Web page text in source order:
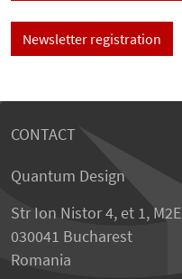
Newsletter registration
CONTACT
Quantum Design
Str Ion Nistor 4, et 1, M2E
030041 Bucharest
Romania